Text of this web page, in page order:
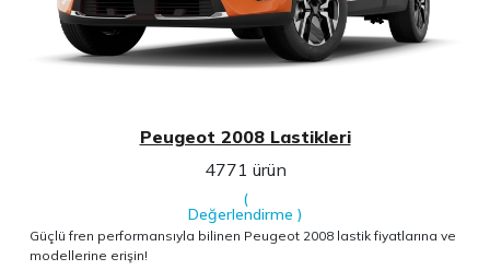
Peugeot 2008 Lastikleri
4771 ürün
(
Değerlendirme )
Güçlü fren performansıyla bilinen Peugeot 2008 lastik fiyatlarına ve
modellerine erişin!